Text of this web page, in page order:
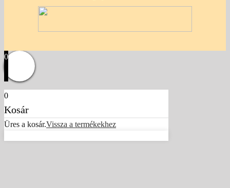
0
0
Kosár
Üres a kosár.Vissza a termékekhez